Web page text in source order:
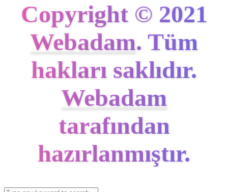
Copyright © 2021
Webadam. Tüm
hakları saklıdır.
Webadam
tarafından
hazırlanmıştır.